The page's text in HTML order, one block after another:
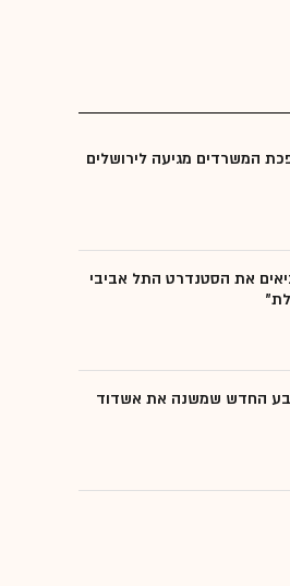
המשרדים מגיעה לירושלים
את הסטנדרט התל אביבי
החדש שמשנה את אשדוד